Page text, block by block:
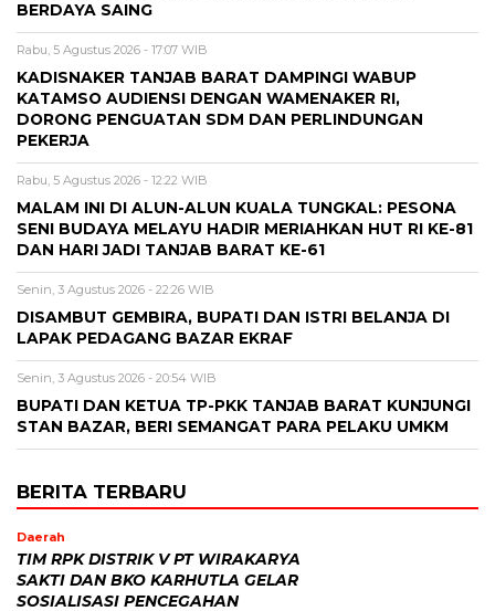
BERDAYA SAING
Rabu, 5 Agustus 2026 - 17:07 WIB
KADISNAKER TANJAB BARAT DAMPINGI WABUP
KATAMSO AUDIENSI DENGAN WAMENAKER RI,
DORONG PENGUATAN SDM DAN PERLINDUNGAN
PEKERJA
Rabu, 5 Agustus 2026 - 12:22 WIB
MALAM INI DI ALUN-ALUN KUALA TUNGKAL: PESONA
SENI BUDAYA MELAYU HADIR MERIAHKAN HUT RI KE-81
DAN HARI JADI TANJAB BARAT KE-61
Senin, 3 Agustus 2026 - 22:26 WIB
DISAMBUT GEMBIRA, BUPATI DAN ISTRI BELANJA DI
LAPAK PEDAGANG BAZAR EKRAF
Senin, 3 Agustus 2026 - 20:54 WIB
BUPATI DAN KETUA TP-PKK TANJAB BARAT KUNJUNGI
STAN BAZAR, BERI SEMANGAT PARA PELAKU UMKM
BERITA TERBARU
Daerah
TIM RPK DISTRIK V PT WIRAKARYA
SAKTI DAN BKO KARHUTLA GELAR
SOSIALISASI PENCEGAHAN